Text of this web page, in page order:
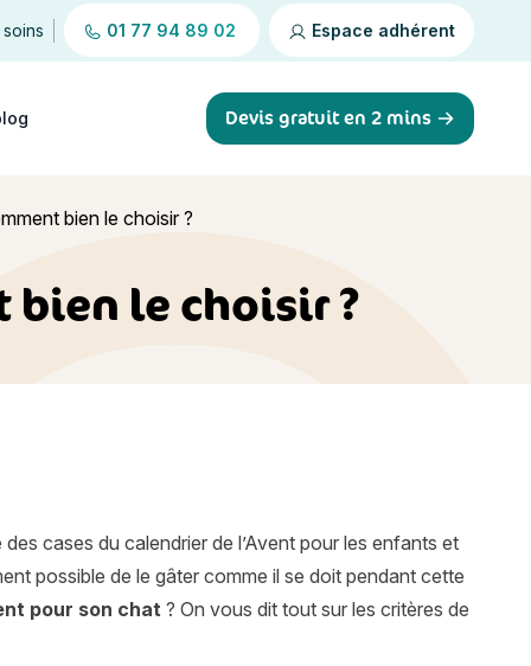
01 77 94 89 02 Espace adhérent
Devis gratuit en 2 mins
bien le choisir ?
bien le choisir ?
des cases du calendrier de l’Avent pour les enfants et
possible de le gâter comme il se doit pendant cette
pour son chat ? On vous dit tout sur les critères de